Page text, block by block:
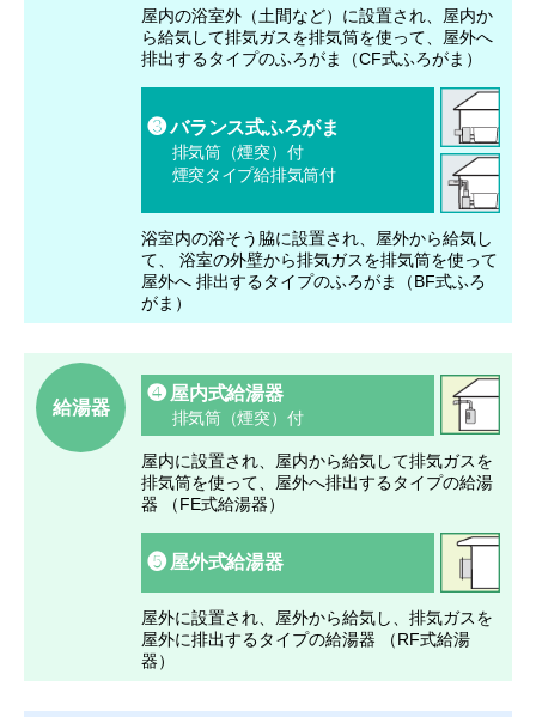
屋内の浴室外（土間など）に設置され、屋内か
ら給気して排気ガスを排気筒を使って、屋外へ
排出するタイプのふろがま（CF式ふろがま）
❸ バランス式ふろがま
排気筒（煙突）付
煙突タイプ給排気筒付
浴室内の浴そう脇に設置され、屋外から給気し
て、
浴室の外壁から排気ガスを排気筒を使って
屋外へ 排出するタイプのふろがま（BF式ふろ
がま）
給湯器
❹ 屋内式給湯器
排気筒（煙突）付
屋内に設置され、屋内から給気して排気ガスを
排気筒を使って、屋外へ排出するタイプの給湯
器 （FE式給湯器）
❺ 屋外式給湯器
屋外に設置され、屋外から給気し、排気ガスを
屋外に排出するタイプの給湯器 （RF式給湯
器）